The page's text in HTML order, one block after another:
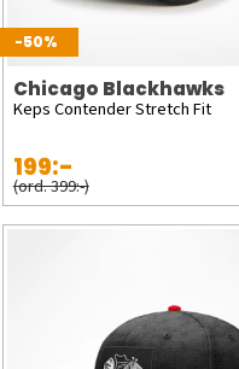
-50%
Chicago Blackhawks
Keps Contender Stretch Fit
199:-
(ord. 399:-)